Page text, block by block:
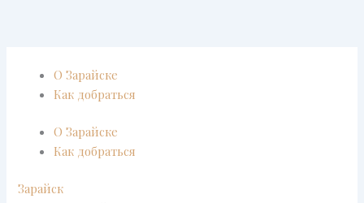
О Зарайске
Как добраться
О Зарайске
Как добраться
Зарайск